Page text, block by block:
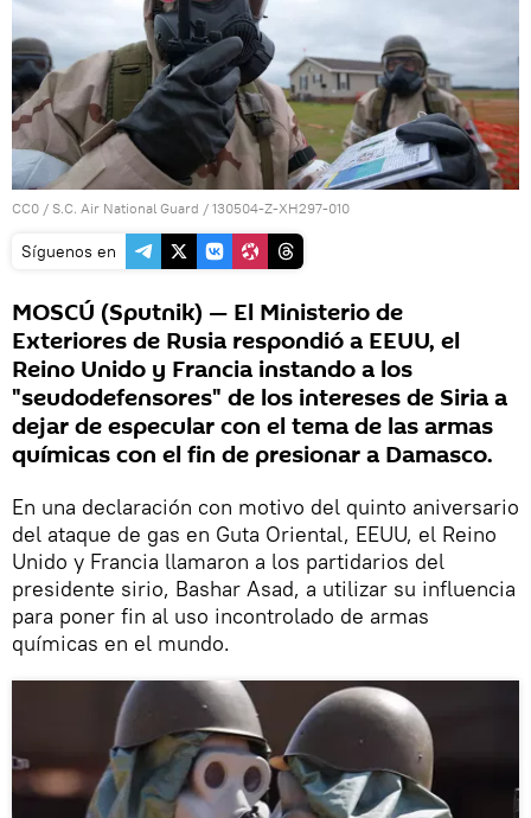
CC0 / S.C. Air National Guard / 130504-Z-XH297-010
Síguenos en
MOSCÚ (Sputnik) — El Ministerio de
Exteriores de Rusia respondió a EEUU, el
Reino Unido y Francia instando a los
"seudodefensores" de los intereses de Siria a
dejar de especular con el tema de las armas
químicas con el fin de presionar a Damasco.
En una declaración con motivo del quinto aniversario
del ataque de gas en Guta Oriental, EEUU, el Reino
Unido y Francia llamaron a los partidarios del
presidente sirio, Bashar Asad, a utilizar su influencia
para poner fin al uso incontrolado de armas
químicas en el mundo.